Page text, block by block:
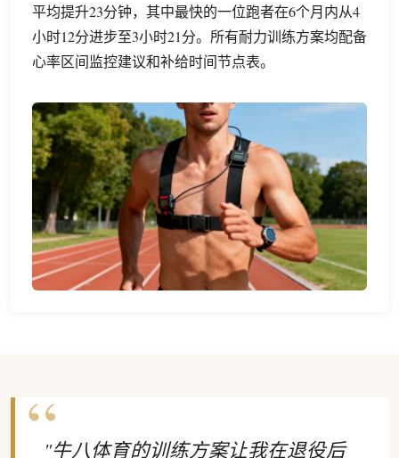
平均提升23分钟，其中最快的一位跑者在6个月内从4
小时12分进步至3小时21分。所有耐力训练方案均配备
心率区间监控建议和补给时间节点表。
"牛八体育的训练方案让我在退役后